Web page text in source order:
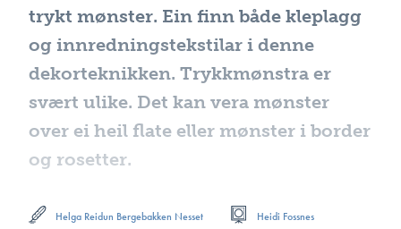
trykt mønster. Ein finn både kleplagg
og innredningstekstilar i denne
dekorteknikken. Trykkmønstra er
svært ulike. Det kan vera mønster
over ei heil flate eller mønster i border
og rosetter.
Helga Reidun Bergebakken Nesset Heidi Fossnes